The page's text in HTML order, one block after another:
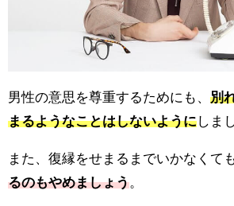
男性の意思を尊重するためにも、 別
まるようなことはしないようにしま
また、復縁をせまるまでいかなくても
るのもやめましょう